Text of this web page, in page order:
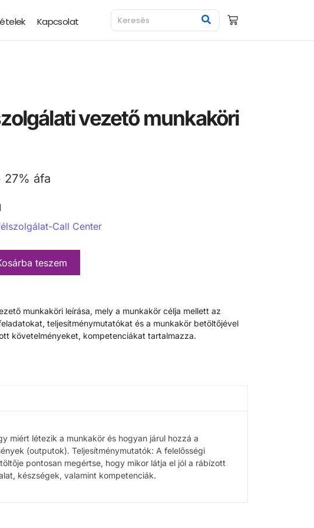
Kapcsolat
vezető munkaköri
27% áfa
Call Center
teszem
munkaköri leírása, mely a munkakör célja mellett az
teljesítménymutatókat és a munkakör betöltőjével
követelményeket, kompetenciákat tartalmazza.
miért létezik a munkakör és hogyan járul hozzá a
(outputok). Teljesítménymutatók: A felelősségi
pontosan megértse, hogy mikor látja el jól a rábízott
készségek, valamint kompetenciák.